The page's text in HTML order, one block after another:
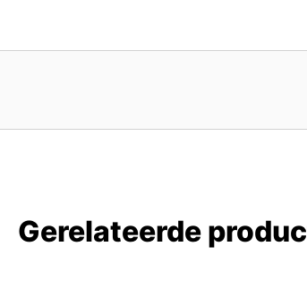
Gerelateerde